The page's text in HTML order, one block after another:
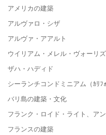
アメリカの建築
アルヴァロ・シザ
アルヴァ・アアルト
ウイリアム・メレル・ヴォーリズ
ザハ・ハディド
シーランチコンドミニアム（ｶﾘﾌ
バリ島の建築・文化
フランク・ロイド・ライト、ア
フランスの建築